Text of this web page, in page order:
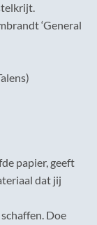
‘General
papier, geeft
dat jij
Doe